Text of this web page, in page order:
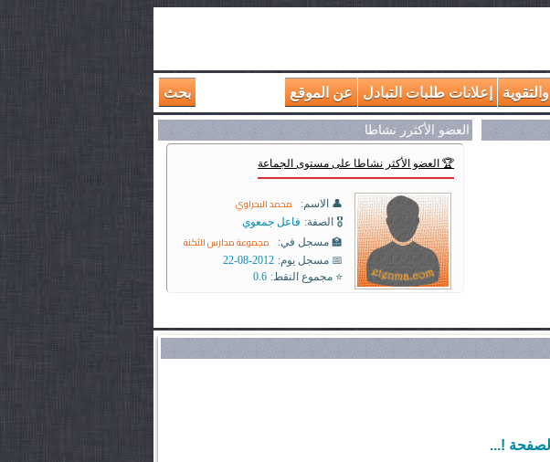
إعلانات طلبات التبادل عن الموقع بحث
العضو الأكثرر نشاطا
🏆 العضو الأكثر نشاطا على مستوى الجماعة
👤 الاسم: محمد البحراوي
🎖️ الصفة: فاعل جمعوي
🏫 مسجل في:
مجموعة مدارس الثكنة
📅 مسجل يوم: 2012-08-22
⭐ مجموع النقط: 0.6
!...